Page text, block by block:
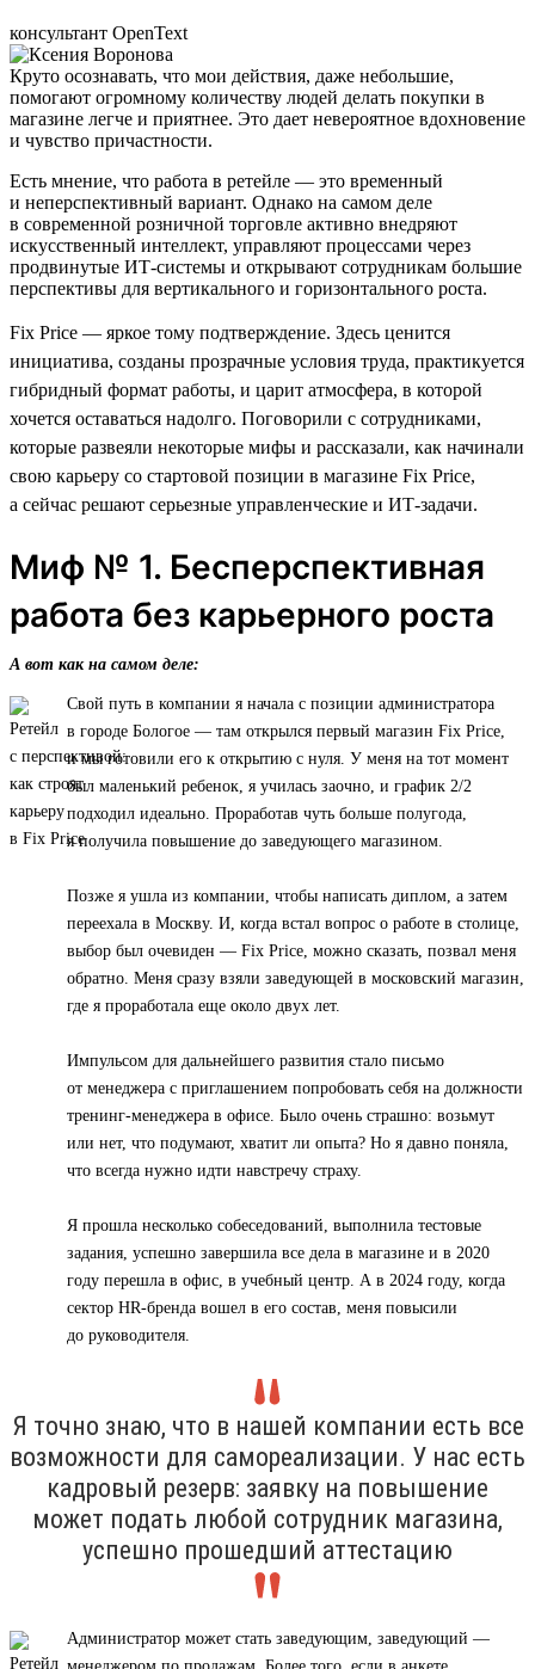
консультант OpenText
Круто осознавать, что мои действия, даже небольшие,
помогают огромному количеству людей делать покупки в
магазине легче и приятнее. Это дает невероятное вдохновение
и чувство причастности.
Есть мнение, что работа в ретейле — это временный
и неперспективный вариант. Однако на самом деле
в современной розничной торговле активно внедряют
искусственный интеллект, управляют процессами через
продвинутые ИТ-системы и открывают сотрудникам большие
перспективы для вертикального и горизонтального роста.
Fix Price — яркое тому подтверждение. Здесь ценится
инициатива, созданы прозрачные условия труда, практикуется
гибридный формат работы, и царит атмосфера, в которой
хочется оставаться надолго. Поговорили с сотрудниками,
которые развеяли некоторые мифы и рассказали, как начинали
свою карьеру со стартовой позиции в магазине Fix Price,
а сейчас решают серьезные управленческие и ИТ-задачи.
Миф № 1. Бесперспективная
работа без карьерного роста
А вот как на самом деле:
Свой путь в компании я начала с позиции администратора
в городе Бологое — там открылся первый магазин Fix Price,
и мы готовили его к открытию с нуля. У меня на тот момент
был маленький ребенок, я училась заочно, и график 2/2
подходил идеально. Проработав чуть больше полугода,
я получила повышение до заведующего магазином.
Позже я ушла из компании, чтобы написать диплом, а затем
переехала в Москву. И, когда встал вопрос о работе в столице,
выбор был очевиден — Fix Price, можно сказать, позвал меня
обратно. Меня сразу взяли заведующей в московский магазин,
где я проработала еще около двух лет.
Импульсом для дальнейшего развития стало письмо
от менеджера с приглашением попробовать себя на должности
тренинг-менеджера в офисе. Было очень страшно: возьмут
или нет, что подумают, хватит ли опыта? Но я давно поняла,
что всегда нужно идти навстречу страху.
Я прошла несколько собеседований, выполнила тестовые
задания, успешно завершила все дела в магазине и в 2020
году перешла в офис, в учебный центр. А в 2024 году, когда
сектор HR-бренда вошел в его состав, меня повысили
до руководителя.
Я точно знаю, что в нашей компании есть все
возможности для самореализации. У нас есть
кадровый резерв: заявку на повышение
может подать любой сотрудник магазина,
успешно прошедший аттестацию
Администратор может стать заведующим, заведующий —